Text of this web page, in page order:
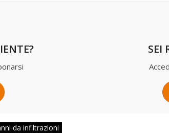
SEI
da infiltrazioni